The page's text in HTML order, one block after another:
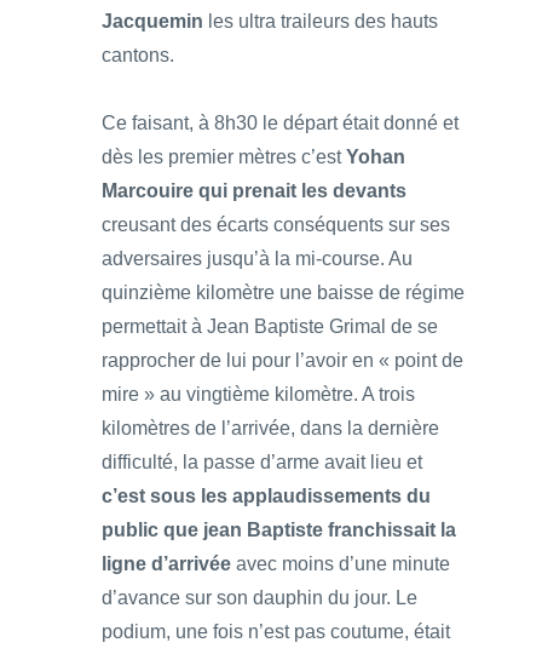
Jacquemin les ultra traileurs des hauts
cantons.
Ce faisant, à 8h30 le départ était donné et
dès les premier mètres c’estYohan
Marcouire qui prenait les devants
creusant des écarts conséquents sur ses
adversaires jusqu’à la mi-course. Au
quinzième kilomètre une baisse de régime
permettait à Jean Baptiste Grimal de se
rapprocher de lui pour l’avoir en « point de
mire » au vingtième kilomètre. A trois
kilomètres de l’arrivée, dans la dernière
difficulté, la passe d’arme avait lieu et
c’est sous les applaudissements du
public que jean Baptiste franchissait la
ligne d’arrivée avec moins d’une minute
d’avance sur son dauphin du jour. Le
podium, une fois n’est pas coutume, était